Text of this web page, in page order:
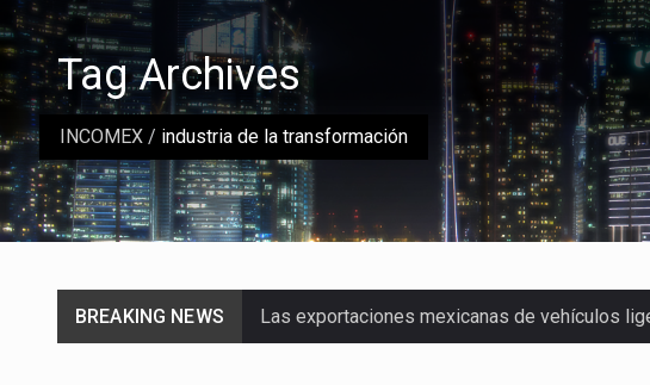
INCOMEX / industria de la transformación
Tag Archives
BREAKING NEWS Las exportaciones mexicanas de vehículos